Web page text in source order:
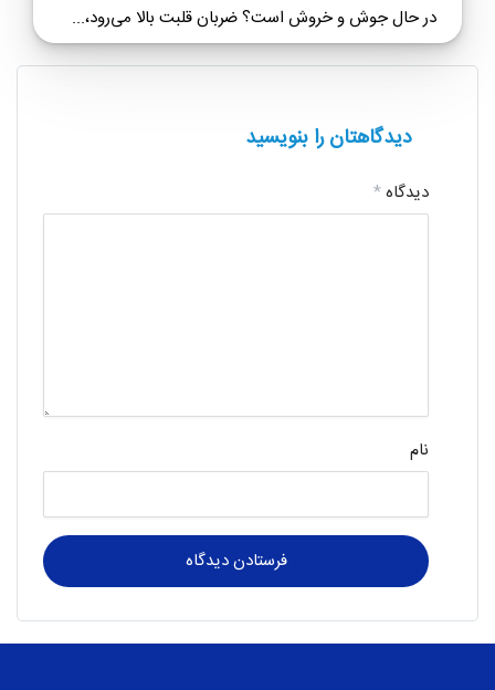
در حال جوش و خروش است؟ ضربان قلبت بالا می‌رود،...
دیدگاهتان را بنویسید
دیدگاه*
نام